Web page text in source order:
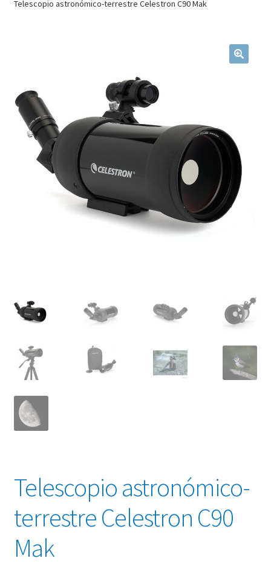
Telescopio astronómico-terrestre Celestron C90 Mak
Telescopio astronómico-
terrestre Celestron C90
Mak